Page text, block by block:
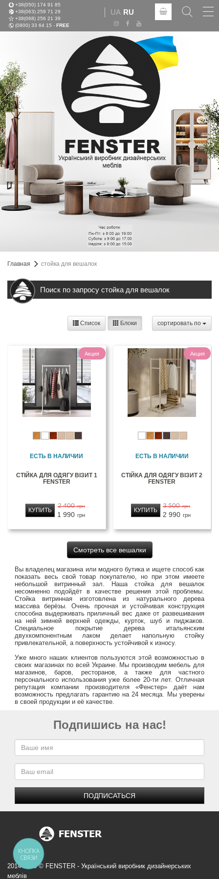
+38(050) 174 91 85
+38(063) 259 71 29
+38(068) 256 21 39
(0800) 33 64 15 - FREE
UA RU
Главная стойка для вешалок
Поиск по запросу стойка для вешалок
cортировать по
Список Блоки
Акция
ЕСТЬ В НАЛИЧИИ
СТІЙКА ДЛЯ ОДЯГУ ВІЗИТ 1
FENSTER
2 400 грн
1 990 грн
КУПИТЬ
Акция
ЕСТЬ В НАЛИЧИИ
СТІЙКА ДЛЯ ОДЯГУ ВІЗИТ 2
FENSTER
3 500 грн
2 990 грн
КУПИТЬ
Смотреть все вешалки
Вы владелец магазина или модного бутика и ищете способ как
показать весь свой товар покупателю, но при этом имеете
небольшой витринный зал. Наша стойка для вешалок
несомненно подойдёт в качестве решения этой проблемы.
Стойка витринная изготовлена из натурального дерева
массива берёзы. Очень прочная и устойчивая конструкция
способна выдерживать приличный вес даже от развешивания
на ней зимней верхней одежды, курток, шуб и пиджаков.
Специальное покрытие дерева итальянским
двухкомпонентным лаком делает напольную стойку
привлекательной, а поверхность устойчивой к износу.
Уже много наших клиентов пользуются этой возможностью в
своих магазинах по всей Украине. Мы производим мебель для
магазинов, баров, ресторанов, а также для частного
персонального использования уже более 20-ти лет. Отличная
репутация компании производителя «Фенстер» даёт нам
возможность предлагать гарантию на 24 месяца. Мы уверены
в своей продукции и её качестве.
Подпишись на нас!
ПОДПИСАТЬСЯ
2014-2026 © FENSTER - Український виробник дизайнерських
меблів
КНОПКА
СВЯЗИ